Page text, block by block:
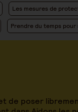
Prendre du temps pour
Les mesures de
de poser